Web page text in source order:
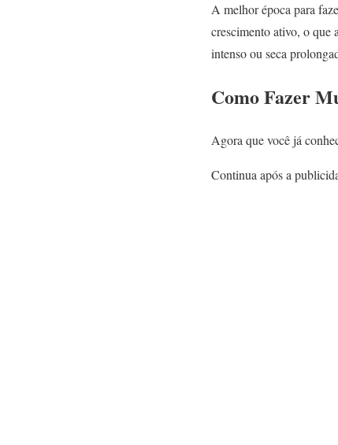
A melhor época para
crescimento ativo, o que
intenso ou seca
Como Fazer
Agora que você já
Continua após a